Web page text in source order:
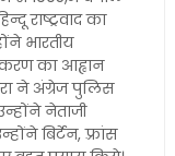
राष्ट्रवाद का
भारतीय
का आह्वान
ने अंग्रेज पुलिस
नेताजी
बिर्टेन, फ़्रांस